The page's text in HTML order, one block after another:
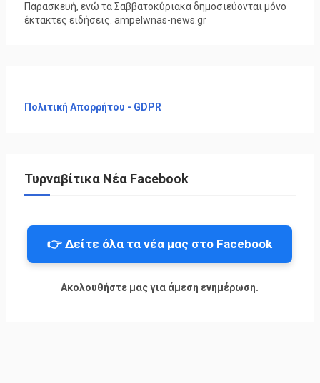
Παρασκευή, ενώ τα Σαββατοκύριακα δημοσιεύονται μόνο
έκτακτες ειδήσεις. ampelwnas-news.gr
Πολιτική Απορρήτου - GDPR
Τυρναβίτικα Νέα Facebook
👉 Δείτε όλα τα νέα μας στο Facebook
Ακολουθήστε μας για άμεση ενημέρωση.